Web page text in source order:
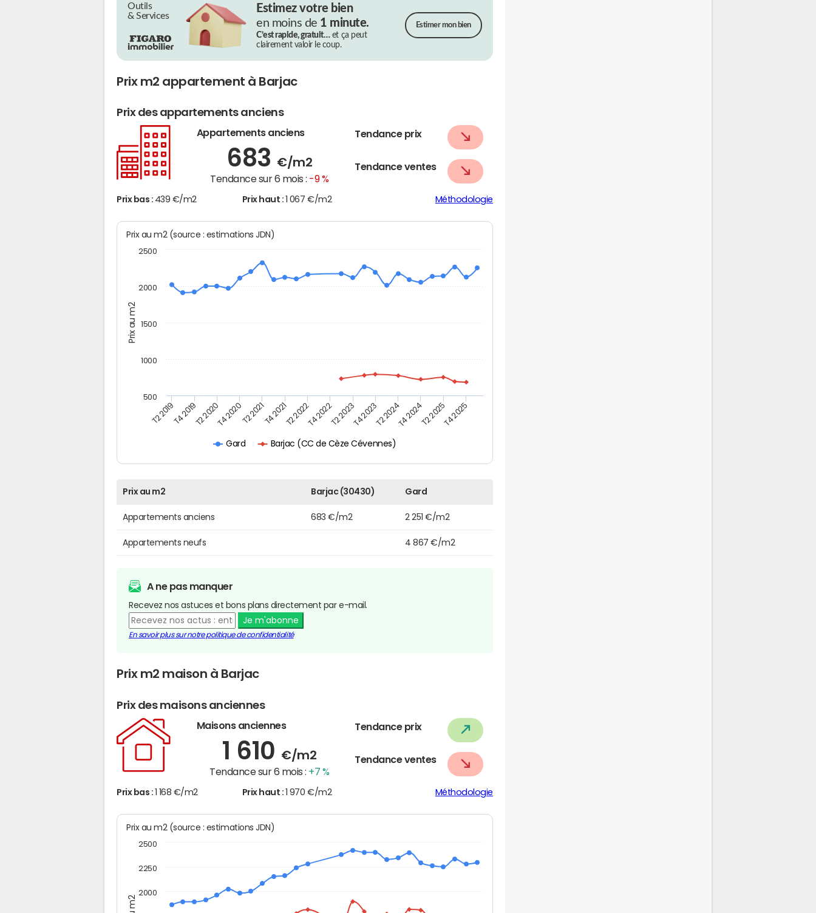
Outils
& Services
Estimez votre bien
en moins de 1 minute.
C’est rapide, gratuit…et ça peut
clairement valoir le coup.
Estimer mon bien
Prix m2 appartement à Barjac
Prix des appartements anciens
Appartements anciens
683 €/m2
Tendance sur 6 mois : -9 %
Tendance prix
Tendance ventes
Prix bas : 439 €/m2 Prix haut : 1 067 €/m2 Méthodologie
Prix au m2
Prix au m2 (source : estimations JDN)
Gard Barjac (CC de Cèze Cévennes)
T2 2019T4 2019T2 2020T4 2020T2 2021T4 2021T2 2022T4 2022T2 2023T4 2023T2 2024T4 2024T2 2025T4 2025
500
1000
1500
2000
2500
Prix au m2 Barjac (30430) Gard
Appartements anciens 683 €/m2 2 251 €/m2
Appartements neufs 4 867 €/m2
A ne pas manquer
Recevez nos astuces et bons plans directement par e-mail.
Je m'abonne
En savoir plus sur notre politique de confidentialité
Prix m2 maison à Barjac
Prix des maisons anciennes
Maisons anciennes
1 610 €/m2
Tendance sur 6 mois : +7 %
Tendance prix
Tendance ventes
Prix bas : 1 168 €/m2 Prix haut : 1 970 €/m2 Méthodologie
Prix au m2 (source : estimations JDN)
2000
2250
2500